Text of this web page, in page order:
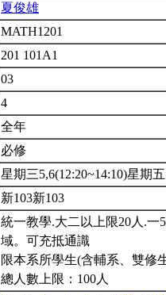
夏俊雄
MATH1201
201 101A1
03
4
全年
必修
星期三5,6(12:20~14:10)星期
新103新103
統一教學.大二以上限20人.
域。可充抵通識
限本系所學生(含輔系、雙修
總人數上限：100人